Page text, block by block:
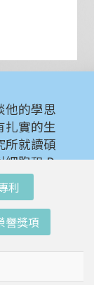
他的學思
扎實的生
所就讀碩
細胞和 D
大學博
鋼筋下
露下的
士後研
質，如重
時有效
利
譽獎項